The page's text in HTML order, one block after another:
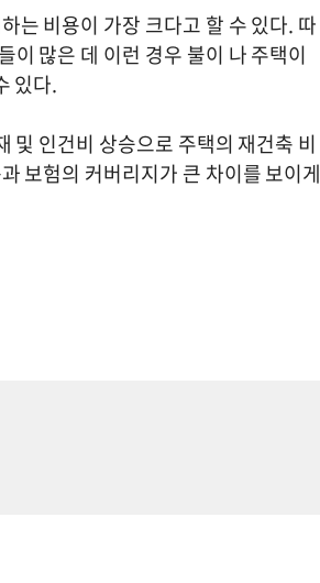
는 비용이 가장 크다고 할 수 있다. 따
이 많은 데 이런 경우 불이 나 주택이
있다.
및 인건비 상승으로 주택의 재건축 비
보험의 커버리지가 큰 차이를 보이게